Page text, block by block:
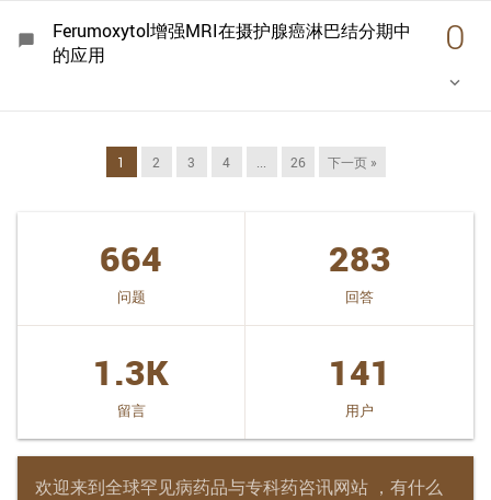
chat_bubble
Ferumoxytol增强MRI在摄护腺癌淋巴结分期中
的应用
0
keyboard_arrow_down
1 2 3 4 26 下一页 »
664
问题
283
回答
1.3K
留言
141
用户
欢迎来到全球罕见病药品与专科药咨讯网站 ，有什么